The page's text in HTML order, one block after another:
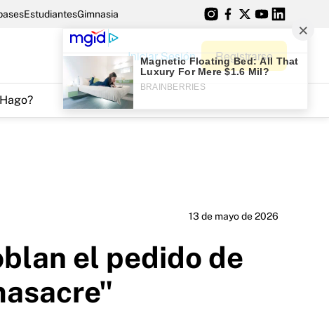
EstudiantesGimnasia
Iniciar Sesión Registrarse
13 de mayo de 2026
el pedido de